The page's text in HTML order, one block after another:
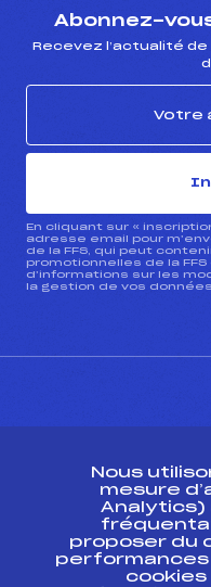
Abonnez-
Recevez l’actualité de
En cliquant sur «
adresse email pour
de la FFS, qui peut
promotionnelles de la
d’informations sur les
la gestion de vos
Ressources
Pass’Neige
Nous
mesure
Analytics)
proposer du
performances